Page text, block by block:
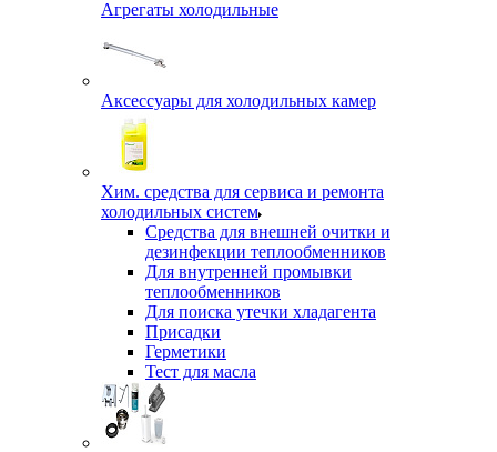
Агрегаты холодильные
Аксессуары для холодильных камер
Хим. средства для сервиса и ремонта
холодильных систем
Средства для внешней очитки и
дезинфекции теплообменников
Для внутренней промывки
теплообменников
Для поиска утечки хладагента
Присадки
Герметики
Тест для масла